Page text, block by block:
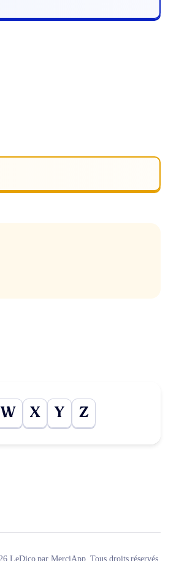
W X Y Z
LeDico par MerciApp. Tous droits réservés.